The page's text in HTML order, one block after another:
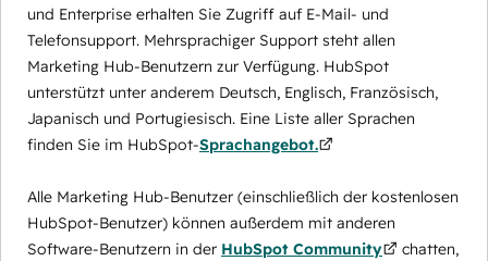
und Enterprise erhalten Sie Zugriff auf E-Mail- und
Telefonsupport. Mehrsprachiger Support steht allen
Marketing Hub-Benutzern zur Verfügung. HubSpot
unterstützt unter anderem Deutsch, Englisch, Französisch,
Japanisch und Portugiesisch. Eine Liste aller Sprachen
finden Sie im HubSpot-Sprachangebot.
Alle Marketing Hub-Benutzer (einschließlich der kostenlosen
HubSpot-Benutzer) können außerdem mit anderen
Software-Benutzern in der HubSpot Community
chatten,